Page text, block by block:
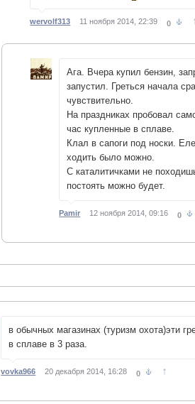
wervolf313 11 ноября 2014, 22:39 0
Ага. Вчера купил бензин,
запустил. Греться начала
чувствительно.
На праздниках пробовал
час купленные в сплаве.
Клал в сапоги под носки.
ходить было можно.
С каталитичками не
постоять можно будет.
Pamir 12 ноября 2014, 09:16 0
в обычных магазинах (туризм охота)эти
в сплаве в 3 раза.
vovka966 20 декабря 2014, 16:28 0 ↑